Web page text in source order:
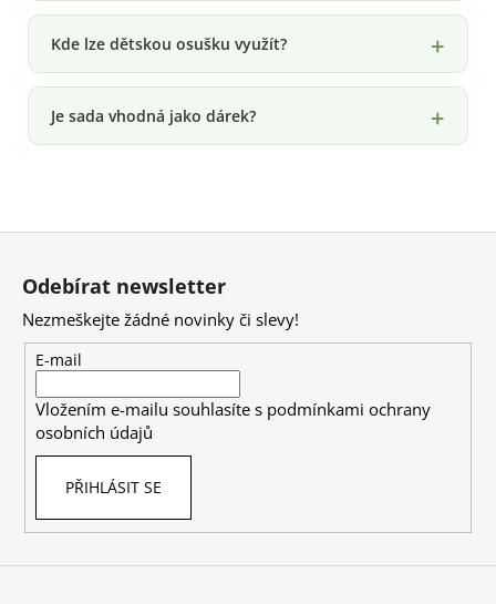
Kde lze dětskou osušku využít?
Je sada vhodná jako dárek?
Odebírat newsletter
Nezmeškejte žádné novinky či slevy!
E-mail
Vložením e-mailu souhlasíte s podmínkami ochrany
osobních údajů
PŘIHLÁSIT SE